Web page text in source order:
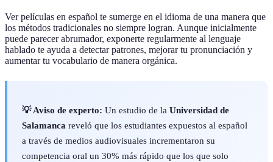
Ver películas en español te sumerge en el idioma de una manera que
los métodos tradicionales no siempre logran. Aunque inicialmente
puede parecer abrumador, exponerte regularmente al lenguaje
hablado te ayuda a detectar patrones, mejorar tu pronunciación y
aumentar tu vocabulario de manera orgánica.
💡 Aviso de experto: Un estudio de la Universidad de
Salamanca reveló que los estudiantes expuestos al español
a través de medios audiovisuales incrementaron su
competencia oral un 30% más rápido que los que solo